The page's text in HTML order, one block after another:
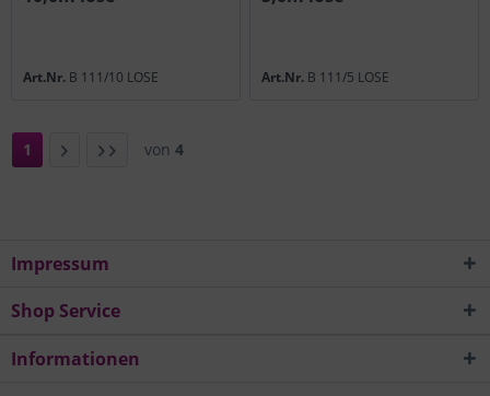
Art.Nr. B 111/10 LOSE Art.Nr. B 111/5 LOSE
1 von 4
Impressum
Shop Service
Informationen